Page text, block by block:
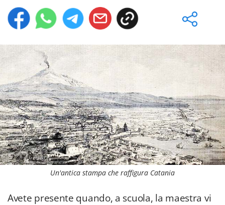
Un'antica stampa che raffigura Catania
Avete presente quando, a scuola, la maestra vi